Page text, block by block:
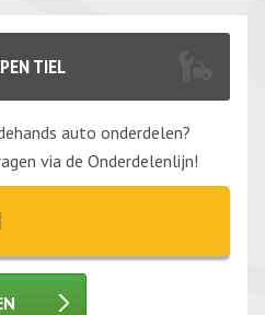
TIEL
auto onderdelen?
via de Onderdelenlijn!